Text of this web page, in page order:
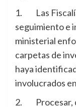
1. Las
seguimiento e
ministerial
carpetas de
haya
involucrados
2. Procesar,